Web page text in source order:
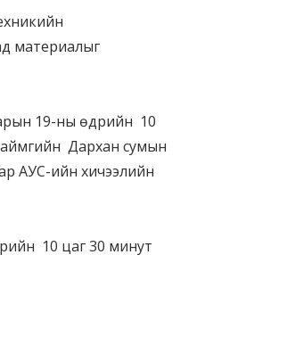
материалыг
19-ны өдрийн 10
Дархан сумын
АУС-ийн хичээлийн
10 цаг 30 минут